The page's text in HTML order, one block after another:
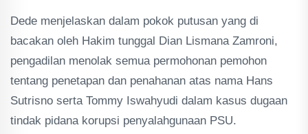
Dede menjelaskan dalam pokok putusan yang di
bacakan oleh Hakim tunggal Dian Lismana Zamroni,
pengadilan menolak semua permohonan pemohon
tentang penetapan dan penahanan atas nama Hans
Sutrisno serta Tommy Iswahyudi dalam kasus dugaan
tindak pidana korupsi penyalahgunaan PSU.